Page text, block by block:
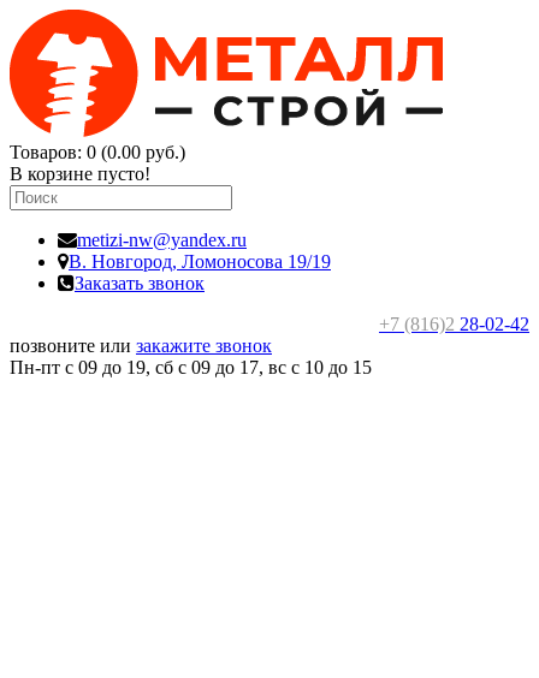
Товаров: 0 (0.00 руб.)
В корзине пусто!
metizi-nw@yandex.ru
В. Новгород, Ломоносова 19/19
Заказать звонок
+7 (816)2 28-02-42
позвоните или закажите звонок
Пн-пт с 09 до 19, сб с 09 до 17, вс c 10 до 15